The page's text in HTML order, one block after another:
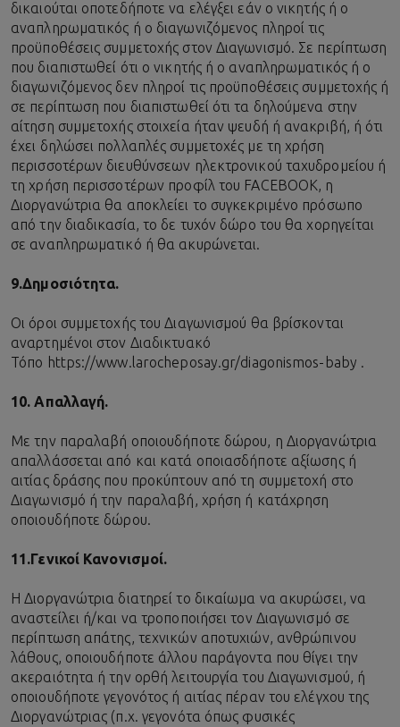
δικαιούται οποτεδήποτε να ελέγξει εάν ο νικητής ή ο
αναπληρωματικός ή ο διαγωνιζόμενος πληροί τις
προϋποθέσεις συμμετοχής στον Διαγωνισμό. Σε περίπτωση
που διαπιστωθεί ότι ο νικητής ή ο αναπληρωματικός ή ο
διαγωνιζόμενος δεν πληροί τις προϋποθέσεις συμμετοχής ή
σε περίπτωση που διαπιστωθεί ότι τα δηλούμενα στην
αίτηση συμμετοχής στοιχεία ήταν ψευδή ή ανακριβή, ή ότι
έχει δηλώσει πολλαπλές συμμετοχές με τη χρήση
περισσοτέρων διευθύνσεων ηλεκτρονικού ταχυδρομείου ή
τη χρήση περισσοτέρων προφίλ του FACEBOOK, η
Διοργανώτρια θα αποκλείει το συγκεκριμένο πρόσωπο
από την διαδικασία, το δε τυχόν δώρο του θα χορηγείται
σε αναπληρωματικό ή θα ακυρώνεται.
9.Δημοσιότητα.
Οι όροι συμμετοχής του Διαγωνισμού θα βρίσκονται
αναρτημένοι στον Διαδικτυακό
Τόπο https://www.larocheposay.gr/diagonismos-baby .
10. Απαλλαγή.
Με την παραλαβή οποιουδήποτε δώρου, η Διοργανώτρια
απαλλάσσεται από και κατά οποιασδήποτε αξίωσης ή
αιτίας δράσης που προκύπτουν από τη συμμετοχή στο
Διαγωνισμό ή την παραλαβή, χρήση ή κατάχρηση
οποιουδήποτε δώρου.
11.Γενικοί Κανονισμοί.
Η Διοργανώτρια διατηρεί το δικαίωμα να ακυρώσει, να
αναστείλει ή/και να τροποποιήσει τον Διαγωνισμό σε
περίπτωση απάτης, τεχνικών αποτυχιών, ανθρώπινου
λάθους, οποιουδήποτε άλλου παράγοντα που θίγει την
ακεραιότητα ή την ορθή λειτουργία του Διαγωνισμού, ή
οποιουδήποτε γεγονότος ή αιτίας πέραν του ελέγχου της
Διοργανώτριας (π.χ. γεγονότα όπως φυσικές